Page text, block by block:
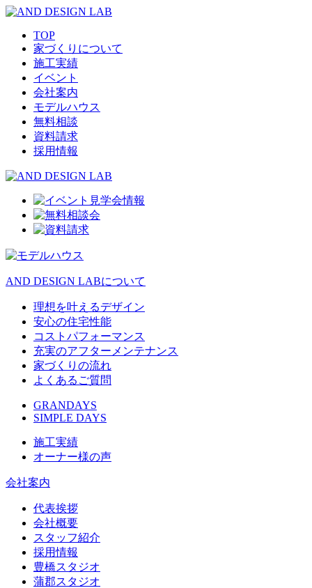
TOP
家づくりについて
施工実績
イベント
会社案内
モデルハウス
無料相談
資料請求
採用情報
AND DESIGN LABについて
理想を叶えるデザイン
安心の住宅性能
コストパフォーマンス
充実のアフターメンテナンス
家づくりの流れ
よくあるご質問
GRANDAYS
SIMPLE DAYS
施工実績
オーナー様の声
会社案内
代表挨拶
会社概要
スタッフ紹介
採用情報
豊橋スタジオ
蒲郡スタジオ